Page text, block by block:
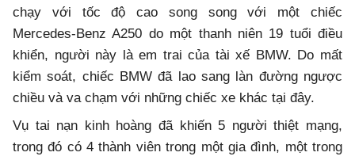
chạy với tốc độ cao song song với một chiếc
Mercedes-Benz A250 do một thanh niên 19 tuổi điều
khiển, người này là em trai của tài xế BMW. Do mất
kiểm soát, chiếc BMW đã lao sang làn đường ngược
chiều và va chạm với những chiếc xe khác tại đây.
Vụ tai nạn kinh hoàng đã khiến 5 người thiệt mạng,
trong đó có 4 thành viên trong một gia đình, một trong